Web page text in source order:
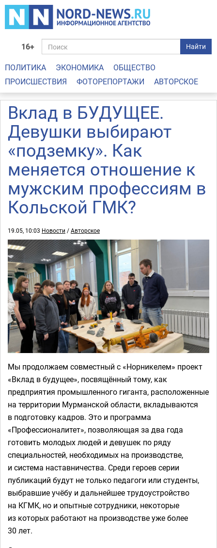
16+ Найти
ПОЛИТИКА ЭКОНОМИКА
ОБЩЕСТВО
ПРОИСШЕСТВИЯ
ФОТОРЕПОРТАЖИ АВТОРСКОЕ
Вклад в БУДУЩЕЕ.
Девушки выбирают
«подземку». Как
меняется отношение к
мужским профессиям в
Кольской ГМК?
19.05, 10:03 Новости /Авторское
Мы продолжаем совместный с «Норникелем» проект
«Вклад в будущее», посвящённый тому, как
предприятия промышленного гиганта, расположенные
на территории Мурманской области, вкладываются
в подготовку кадров. Это и программа
«Профессионалитет», позволяющая за два года
готовить молодых людей и девушек по ряду
специальностей, необходимых на производстве,
и система наставничества. Среди героев серии
публикаций будут не только педагоги или студенты,
выбравшие учёбу и дальнейшее трудоустройство
на КГМК, но и опытные сотрудники, некоторые
из которых работают на производстве уже более
30 лет.